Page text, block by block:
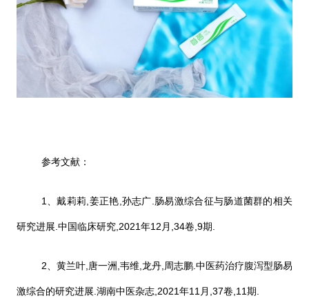
参考文献：
1、戴莉莉,姜正艳,孙志广.肠易激综合征与肠道菌群的相关
研究进展.中国临床研究,2021年12月,34卷,9期.
2、黄兰叶,唐一洲,韦维,龙丹,周志鹏.中医药治疗腹泻型肠易
激综合的研究进展.湖南中医杂志,2021年11月,37卷,11期.